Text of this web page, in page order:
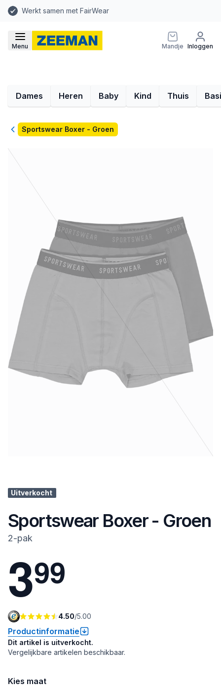
Werkt samen met FairWear
Menu Mandje Inloggen
Dames Heren Baby Kind Thuis
TerugSportswear Boxer - Groen
Uitverkocht
Sportswear Boxer - Groen
2-pak
399
4.50/5.00
Productinformatie
Dit artikel is uitverkocht.
Vergelijkbare artikelen beschikbaar.
Kies maat